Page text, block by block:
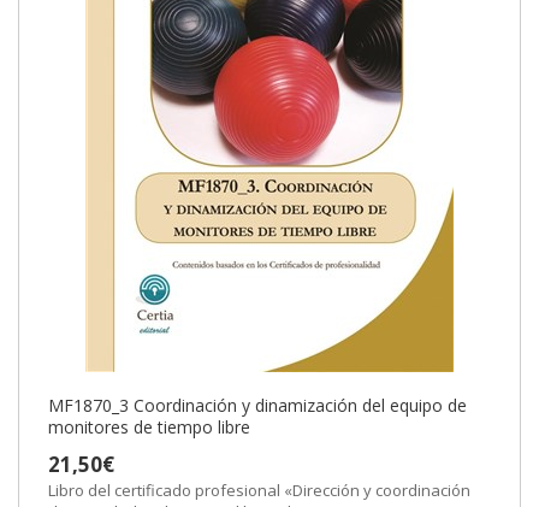
MF1870_3 Coordinación y dinamización del equipo de
monitores de tiempo libre
21,50€
Libro del certificado profesional «Dirección y coordinación